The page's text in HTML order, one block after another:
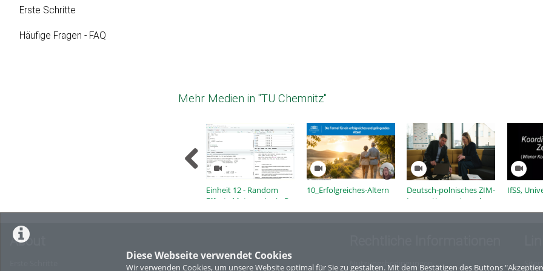
Diese Webseite verwendet Cookies
Wir verwenden Cookies, um unsere Website optimal für Sie zu gestalten. Mit dem Bestätigen des Buttons
Erste Schritte
Häufige Fragen - FAQ
Mehr Medien in "TU Chemnitz"
Einheit 12 - Random
Effects Metaanylse in R
10_Erfolgreiches-Altern
Deutsch-polnisches ZIM-
Innovationsnetzwerk
META
IfSS,
About
Nutzungsbedingungen